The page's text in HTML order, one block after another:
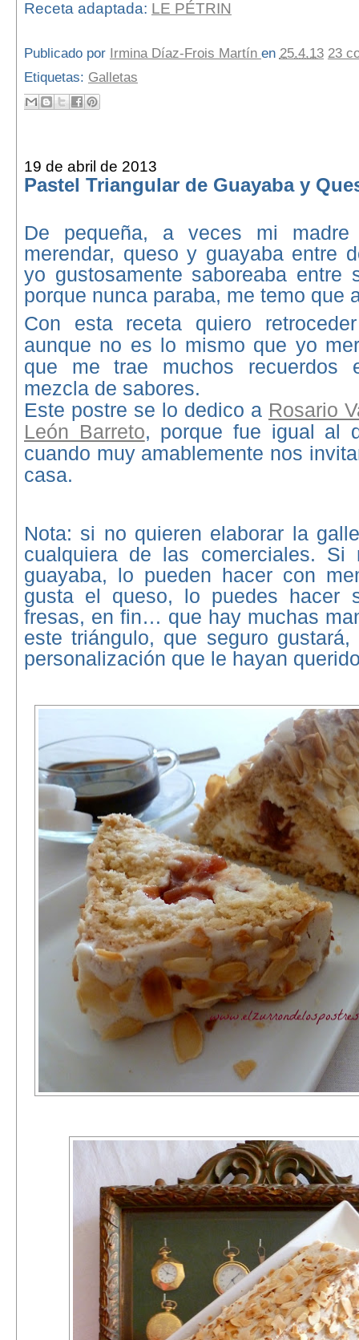
Receta adaptada: LE PÉTRIN
Publicado por Irmina Díaz-Frois Martín en 25.4.13 23
Etiquetas: Galletas
19 de abril de 2013
Pastel Triangular de Guayaba y
De pequeña, a veces mi
merendar, queso y guayaba entre
yo gustosamente saboreaba entre
porque nunca paraba, me temo que
Con esta receta quiero
aunque no es lo mismo que yo
que me trae muchos recuerdos
mezcla de sabores.
Este postre se lo dedico a Rosario
León Barreto, porque fue igual al
cuando muy amablemente nos
casa.
Nota: si no quieren elaborar la
cualquiera de las comerciales.
guayaba, lo pueden hacer con
gusta el queso, lo puedes hacer
fresas, en fin… que hay muchas
este triángulo, que seguro
personalización que le hayan